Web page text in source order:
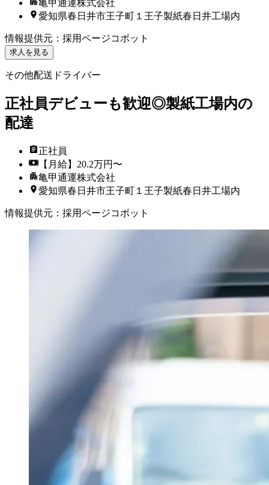
亀甲通運株式会社
愛知県春日井市王子町１王子製紙春日井工場内
情報提供元 ： 採用ページコボット
求人を見る
その他配送ドライバー
正社員デビューも歓迎◎製紙工場内の
配達
正社員
【月給】20.2万円〜
亀甲通運株式会社
愛知県春日井市王子町１王子製紙春日井工場内
情報提供元 ： 採用ページコボット